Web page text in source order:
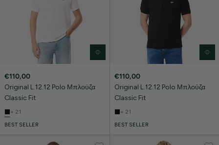
€110,00
Original L.12.12 Polo Μπλούζα
Classic Fit
+ 21
BEST SELLER
€110,00
Original L.12.12 Polo Μπλούζα
Classic Fit
+ 21
BEST SELLER